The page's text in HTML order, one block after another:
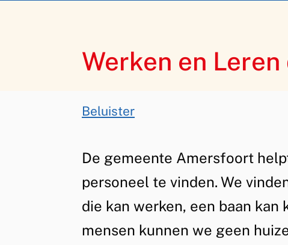
Werken en
Assistentie
Beluister
AlgemeenDe gemeente Amersfoort
personeel te vinden. We
die kan werken, een baan
mensen kunnen we geen